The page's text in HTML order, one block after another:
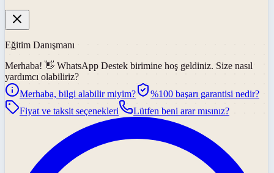
Eğitim Danışmanı
Merhaba! 👋 WhatsApp Destek birimine hoş geldiniz. Size nasıl
yardımcı olabiliriz?
Merhaba, bilgi alabilir miyim?
%100 başarı garantisi nedir?
Fiyat ve taksit seçenekleri
Lütfen beni arar mısınız?